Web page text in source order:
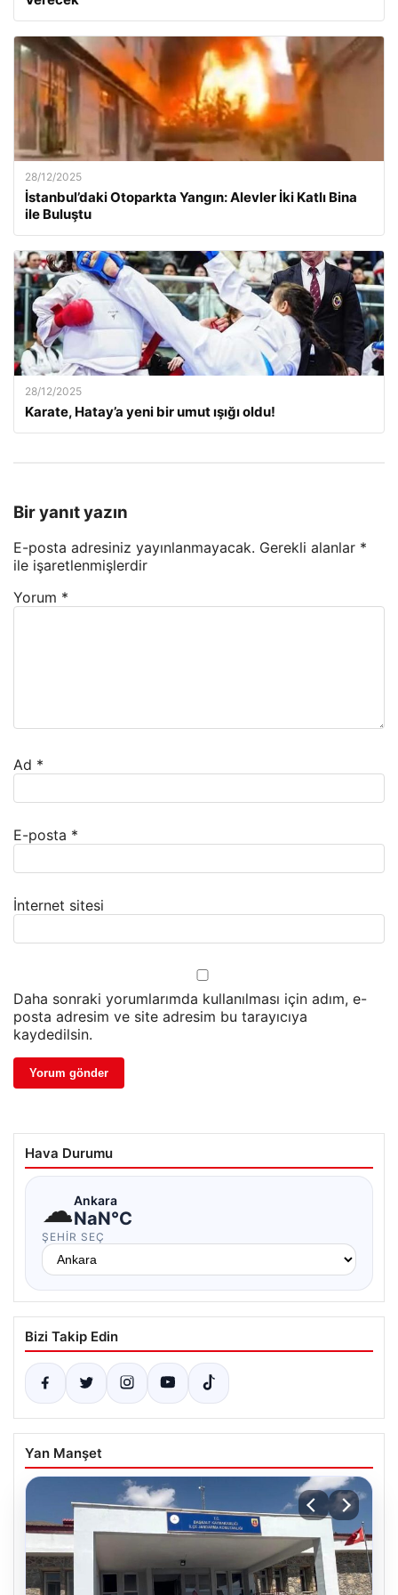
28/12/2025
İstanbul’daki Otoparkta Yangın: Alevler İki Katlı Bina
ile Buluştu
28/12/2025
Karate, Hatay’a yeni bir umut ışığı oldu!
Bir yanıt yazın
E-posta adresiniz yayınlanmayacak. Gerekli alanlar *
ile işaretlenmişlerdir
Yorum *
Ad *
E-posta *
İnternet sitesi
Daha sonraki yorumlarımda kullanılması için adım, e-
posta adresim ve site adresim bu tarayıcıya
kaydedilsin.
Hava Durumu
☁Ankara
NaN°C
ŞEHIR SEÇ
Bizi Takip Edin
Yan Manşet